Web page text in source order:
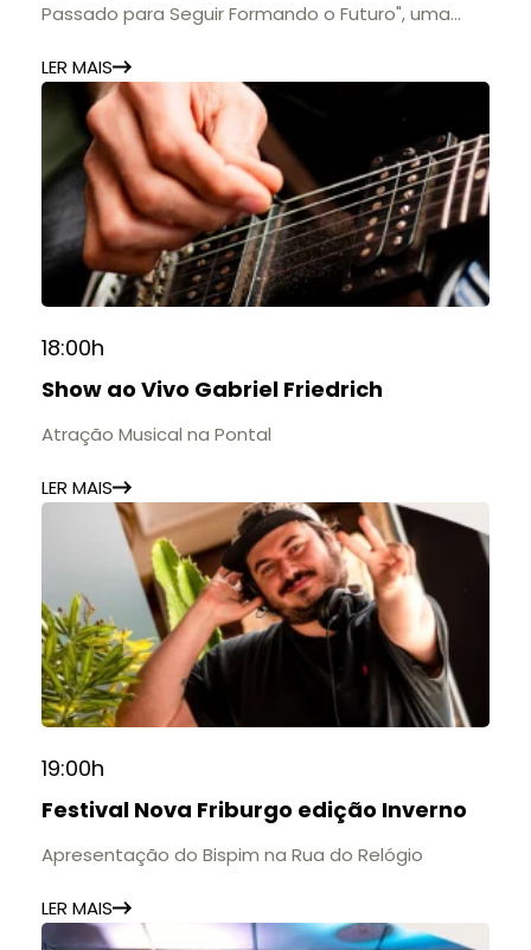
Passado para Seguir Formando o Futuro", uma
importantes instituições de ensino de Nova
Friburgo e do Brasil.
A mostra convida o público a conhecer o legado
do Colégio Anchieta por meio de documentos,
histórias e marcos que evidenciam sua
contribuição para a educação, a cultura e a
formação de gerações.
📍 Casarão Julius Arp
📅 Até 30 de setembro
11h às 17h
🎟️ Entrada gratuita.
LER MAIS
18:00h
Show ao Vivo Gabriel Friedrich
Atração Musical na Pontal
LER MAIS
19:00h
Festival Nova Friburgo edição Inverno
Apresentação do Bispim na Rua do Relógio
LER MAIS